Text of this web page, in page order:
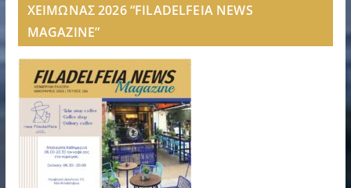
ΧΕΙΜΩΝΑΣ 2026 “FILADELFEIA NEWS
MAGAZINE”